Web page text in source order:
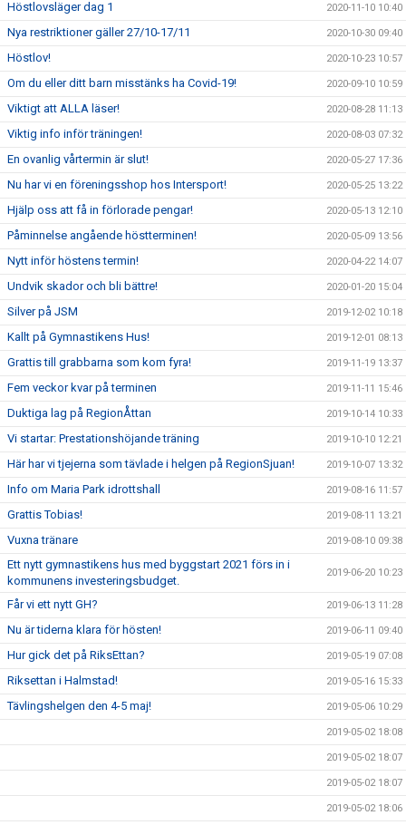
Höstlovsläger dag 1 2020-11-10 10:40
Nya restriktioner gäller 27/10-17/11 2020-10-30 09:40
Höstlov! 2020-10-23 10:57
Om du eller ditt barn misstänks ha Covid-19! 2020-09-10 10:59
Viktigt att ALLA läser! 2020-08-28 11:13
Viktig info inför träningen! 2020-08-03 07:32
En ovanlig vårtermin är slut! 2020-05-27 17:36
Nu har vi en föreningsshop hos Intersport! 2020-05-25 13:22
Hjälp oss att få in förlorade pengar! 2020-05-13 12:10
Påminnelse angående höstterminen! 2020-05-09 13:56
Nytt inför höstens termin! 2020-04-22 14:07
Undvik skador och bli bättre! 2020-01-20 15:04
Silver på JSM 2019-12-02 10:18
Kallt på Gymnastikens Hus! 2019-12-01 08:13
Grattis till grabbarna som kom fyra! 2019-11-19 13:37
Fem veckor kvar på terminen 2019-11-11 15:46
Duktiga lag på RegionÅttan 2019-10-14 10:33
Vi startar: Prestationshöjande träning 2019-10-10 12:21
Här har vi tjejerna som tävlade i helgen på RegionSjuan! 2019-10-07 13:32
Info om Maria Park idrottshall 2019-08-16 11:57
Grattis Tobias! 2019-08-11 13:21
Vuxna tränare 2019-08-10 09:38
Ett nytt gymnastikens hus med byggstart 2021 förs in i
kommunens investeringsbudget.
2019-06-20 10:23
Får vi ett nytt GH? 2019-06-13 11:28
Nu är tiderna klara för hösten! 2019-06-11 09:40
Hur gick det på RiksEttan? 2019-05-19 07:08
Riksettan i Halmstad! 2019-05-16 15:33
Tävlingshelgen den 4-5 maj! 2019-05-06 10:29
2019-05-02 18:08
2019-05-02 18:07
2019-05-02 18:07
2019-05-02 18:06